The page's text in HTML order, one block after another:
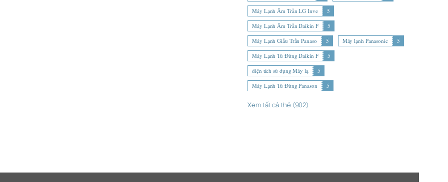
Máy Lạnh Âm Trần LG Inve
5
Máy Lạnh Âm Trần Daikin F
5
Máy Lạnh Giấu Trần Panaso
5 Máy lạnh Panasonic
5
Máy Lạnh Tủ Đứng Daikin F
5
diện tích sử dụng Máy lạ
5
Máy Lạnh Tủ Đứng Panason
5
Xem tất cả thẻ (902)